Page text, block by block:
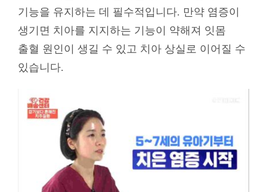
기능을 유지하는 데 필수적입니다. 만약 염증이
생기면 치아를 지지하는 기능이 약해져 잇몸
출혈 원인이 생길 수 있고 치아 상실로 이어질 수
있습니다.